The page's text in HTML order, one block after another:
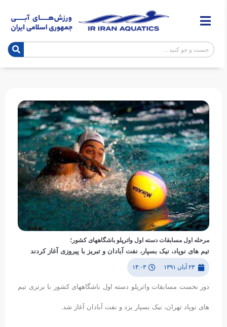
مرحله اول مسابقات دسته اول واترپلو باشگاههای كشور؛
تیم های نوپاد، نیک بسپار، نفت آبادان و تبریز با پیروزی آغاز کردند
۲۳ آبان ۱۳۹۱ ۱۴:۰۳
دور نخست مسابقات واترپلو دسته اول باشگاههای کشور با برتری تیم
های نوپاد تهران، نیک بسپار یزد و نفت آبادان آغاز شد.